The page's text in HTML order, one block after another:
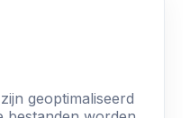
geoptimaliseerd